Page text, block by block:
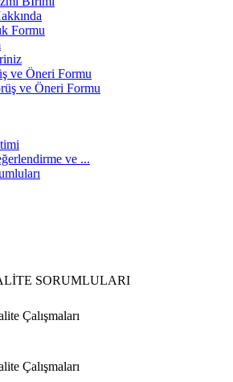
Formu
ve Öneri Formu
ve Öneri Formu
ve ...
SORUMLULARI
Çalışmaları
Çalışmaları